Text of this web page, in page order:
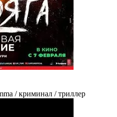
/ криминал / триллер